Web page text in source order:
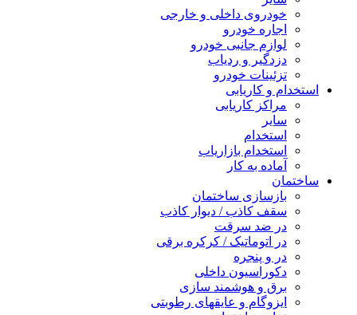
خودروی داخلی و خارجی
اجاره خودرو
لوازم جانبی خودرو
دزدگیر و ردیاب
تزئینات خودرو
استخدام و کاریابی
مراکز کاریابی
سایر
استخدام
استخدام بازاریاب
آماده به کار
ساختمان
بازسازی ساختمان
سقف کاذب / دیوار کاذب
در ضد سرقت
در اتوماتیک / کرکره برقی
در و پنجره
دکوراسیون داخلی
برق و هوشمند سازی
ایزوگام و عایقهای رطوبتی